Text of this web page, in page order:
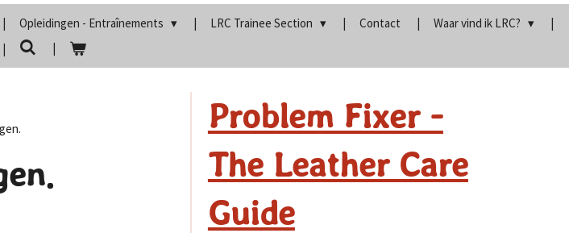
Opleidingen - Entraînements LRC Trainee Section Contact Waar vind ik LRC?
Problem Fixer -
The Leather Care
Guide